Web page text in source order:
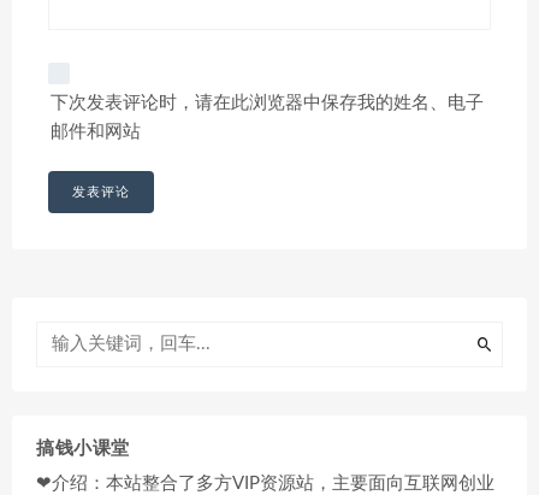
下次发表评论时，请在此浏览器中保存我的姓名、电子
邮件和网站
搞钱小课堂
❤介绍：本站整合了多方VIP资源站，主要面向互联网创业